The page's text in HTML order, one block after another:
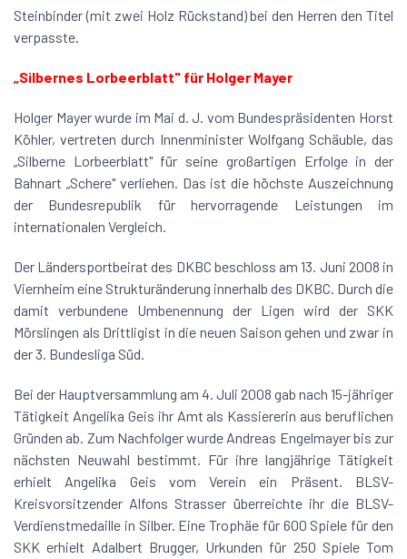
Steinbinder (mit zwei Holz Rückstand) bei den Herren den Titel
verpasste.
„Silbernes Lorbeerblatt" für Holger Mayer
Holger Mayer wurde im Mai d. J. vom Bundespräsidenten Horst
Köhler, vertreten durch Innenminister Wolfgang Schäuble, das
„Silberne Lorbeerblatt" für seine großartigen Erfolge in der
Bahnart „Schere" verliehen. Das ist die höchste Auszeichnung
der Bundesrepublik für hervorragende Leistungen im
internationalen Vergleich.
Der Ländersportbeirat des DKBC beschloss am 13. Juni 2008 in
Viernheim eine Strukturänderung innerhalb des DKBC. Durch die
damit verbundene Umbenennung der Ligen wird der SKK
Mörslingen als Drittligist in die neuen Saison gehen und zwar in
der 3. Bundesliga Süd.
Bei der Hauptversammlung am 4. Juli 2008 gab nach 15-jähriger
Tätigkeit Angelika Geis ihr Amt als Kassiererin aus beruflichen
Gründen ab. Zum Nachfolger wurde Andreas Engelmayer bis zur
nächsten Neuwahl bestimmt. Für ihre langjährige Tätigkeit
erhielt Angelika Geis vom Verein ein Präsent. BLSV-
Kreisvorsitzender Alfons Strasser überreichte ihr die BLSV-
Verdienstmedaille in Silber. Eine Trophäe für 600 Spiele für den
SKK erhielt Adalbert Brugger, Urkunden für 250 Spiele Tom